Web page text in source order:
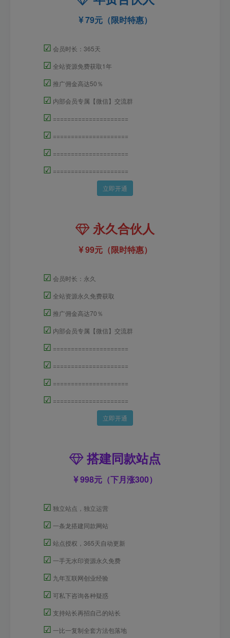
79元（限时特惠）
☑ 会员时长：365天
☑ 全站资源免费获取1年
☑ 推广佣金高达50％
☑ 内部会员专属【微信】交流群
☑ =====================
☑ =====================
☑ =====================
☑ =====================
立即开通
永久合伙人
99元（限时特惠）
☑ 会员时长：永久
☑ 全站资源永久免费获取
☑ 推广佣金高达70％
☑ 内部会员专属【微信】交流群
☑ =====================
☑ =====================
☑ =====================
☑ =====================
立即开通
搭建同款站点
998元（下月涨300）
☑ 独立站点，独立运营
☑ 一条龙搭建同款网站
☑ 站点授权，365天自动更新
☑ 一手无水印资源永久免费
☑ 九年互联网创业经验
☑ 可私下咨询各种疑惑
☑ 支持站长再招自己的站长
☑ 一比一复制全套方法包落地